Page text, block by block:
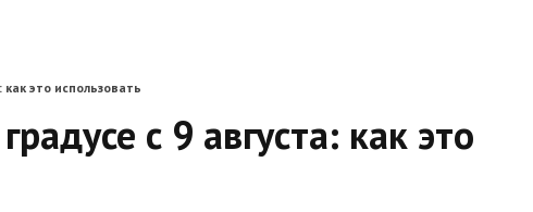
это использовать
с 9 августа: как это